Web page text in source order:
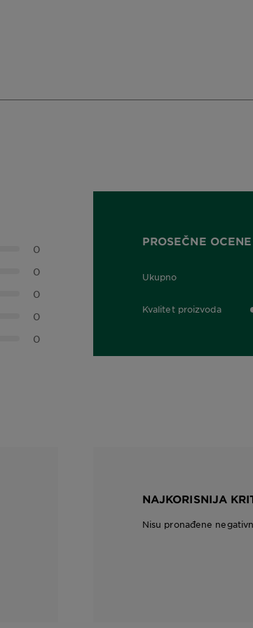
0
0
0
0
0
PROSEČNE
Ukupno
0,0 out of 5 stars
Kvalitet proizvoda
0,0 out of 5 stars
NAJKORISNIJA
Nisu pronađene